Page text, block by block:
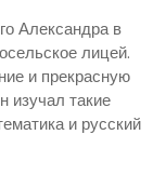
Александра в
лицей.
и прекрасную
изучал такие
и русский